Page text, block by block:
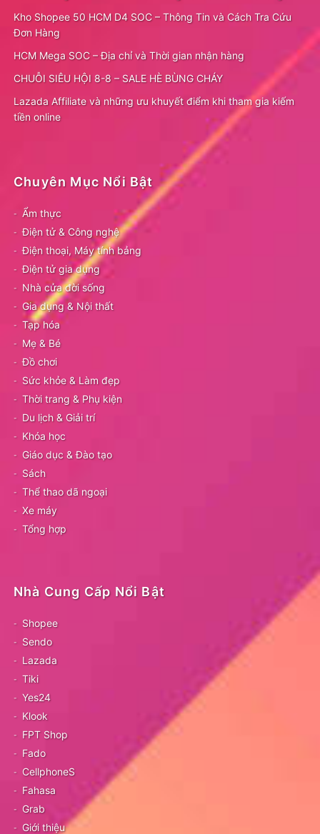
Kho Shopee 50 HCM D4 SOC – Thông Tin và Cách Tra Cứu
Đơn Hàng
HCM Mega SOC – Địa chỉ và Thời gian nhận hàng
CHUỖI SIÊU HỘI 8-8 – SALE HÈ BÙNG CHÁY
Lazada Affiliate và những ưu khuyết điểm khi tham gia kiếm
tiền online
Chuyên Mục Nổi Bật
Ẩm thực
Điện tử & Công nghệ
Điện thoại, Máy tính bảng
Điện tử gia dụng
Nhà cửa đời sống
Gia dụng & Nội thất
Tạp hóa
Mẹ & Bé
Đồ chơi
Sức khỏe & Làm đẹp
Thời trang & Phụ kiện
Du lịch & Giải trí
Khóa học
Giáo dục & Đào tạo
Sách
Thể thao dã ngoại
Xe máy
Tổng hợp
Nhà Cung Cấp Nổi Bật
Shopee
Sendo
Lazada
Tiki
Yes24
Klook
FPT Shop
Fado
CellphoneS
Fahasa
Grab
Giới thiệu